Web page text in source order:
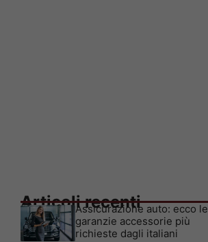
Articoli recenti
Assicurazione auto: ecco le
garanzie accessorie più
richieste dagli italiani